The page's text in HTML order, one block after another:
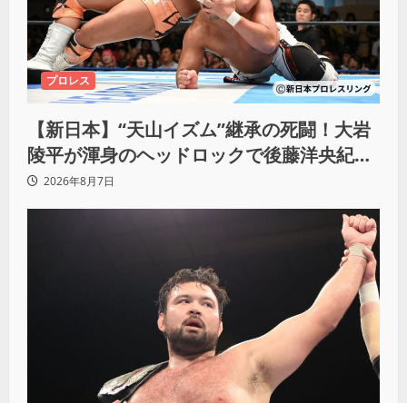
プロレス
【新日本】“天山イズム”継承の死闘！大岩
陵平が渾身のヘッドロックで後藤洋央紀か
らタップ奪取 執念の「リベンジ＆4勝目」
2026年8月7日